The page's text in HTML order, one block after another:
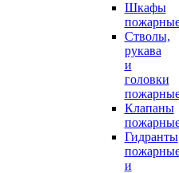
Шкафы
Стволы,
рукава
и
головки
Клапаны
Гидранты
и